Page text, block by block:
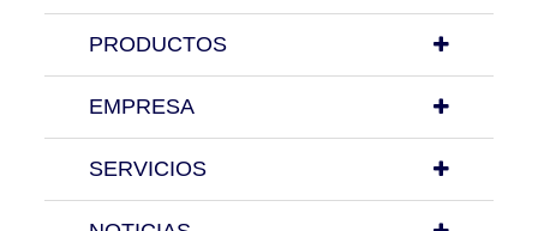
PRODUCTOS
EMPRESA
SERVICIOS